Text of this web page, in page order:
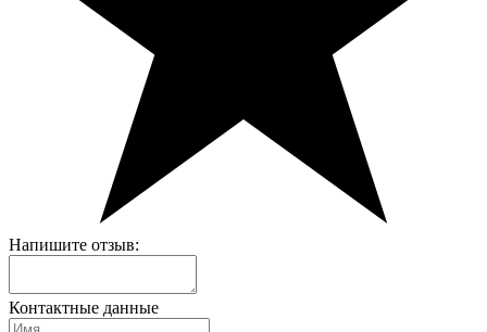
Напишите отзыв:
Контактные данные